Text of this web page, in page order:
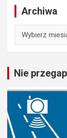
Archiwa
Nie przegap